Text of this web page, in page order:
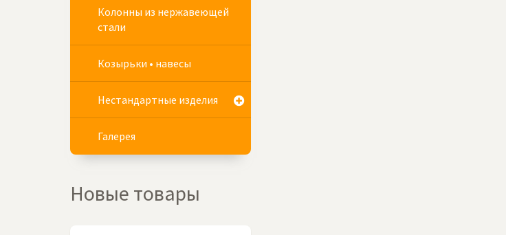
Колонны из нержавеющей
стали
Козырьки • навесы
Нестандартные изделия
Галерея
Новые товары